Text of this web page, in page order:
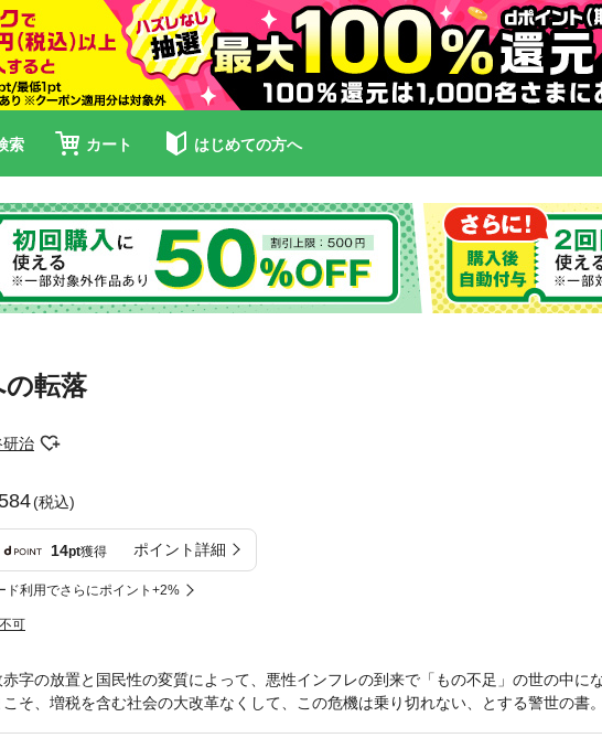
索 カート はじめての方へ
の転落
研治
(税込)
14pt獲得 ポイント詳細
ド利用でさらにポイント+2%
可
赤字の放置と国民性の変質によって、悪性インフレの到来で「もの不足」の世の中に
こそ、増税を含む社会の大改革なくして、この危機は乗り切れない、とする警世の書。